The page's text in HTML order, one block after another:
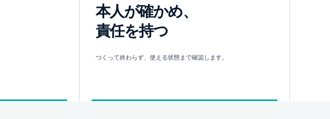
本人が確かめ、
責任を持つ
つくって終わらず、使える状態まで確認します。